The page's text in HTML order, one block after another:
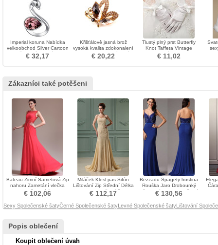
Imperial koruna Nabídka
velkoobchod Silver Cartoon
ženy náhrdelník
€ 32,17
Křišťálově jasná brož
vysoká kvalita zdokonalení
Velkoobchod vykládané
diamantové brož
€ 20,22
Tlustý plný prst Butterfly
Knot Taffeta Vintage
svatební rukavice
€ 11,02
Zákazníci také potěšeni
Bateau Zimní Sametová Zip
nahoru Zametání vlečka
Společenské šaty
€ 102,06
Miláček Klesl pas Šifón
Lištování Zip Střední Délka
podlahy Večerní šaty
€ 112,17
Bezzadu Špagety hostina
Rouška Jaro Drobounký
Přirozeného pasu Večerní
šaty
€ 130,56
Sexy Společenské šatyČerné Společenské šatyLevné Společenské šatyLištování
Popis oblečení
Koupit oblečení úvah